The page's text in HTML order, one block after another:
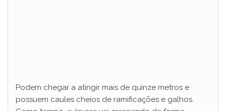
Podem chegar a atingir mais de quinze metros e
possuem caules cheios de ramificações e galhos.